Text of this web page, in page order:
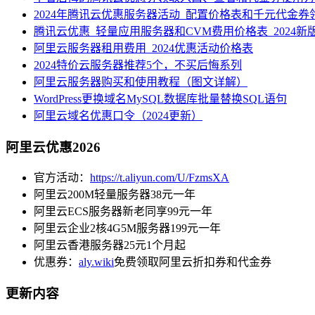
2024年腾讯云优惠服务器活动_配置价格表和千元代金券
腾讯云优惠_轻量应用服务器和CVM费用价格表_2024新
阿里云服务器租用费用_2024优惠活动价格表
2024特价云服务器推荐5个，不买后悔系列
阿里云服务器购买和使用教程（图文详解）
WordPress更换域名MySQL数据库批量替换SQL语句
阿里云域名优惠口令（2024更新）
阿里云优惠2026
官方活动： https://t.aliyun.com/U/FzmsXA
阿里云200M轻量服务器38元一年
阿里云ECS服务器新老同享99元一年
阿里云企业2核4G5M服务器199元一年
阿里云香港服务器25元1个月起
优惠券： aly.wiki免费领取阿里云折扣券和代金券
更新内容